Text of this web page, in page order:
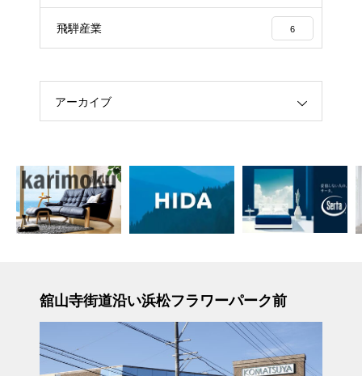
飛騨産業 6
アーカイブ
舘山寺街道沿い浜松フラワーパーク前